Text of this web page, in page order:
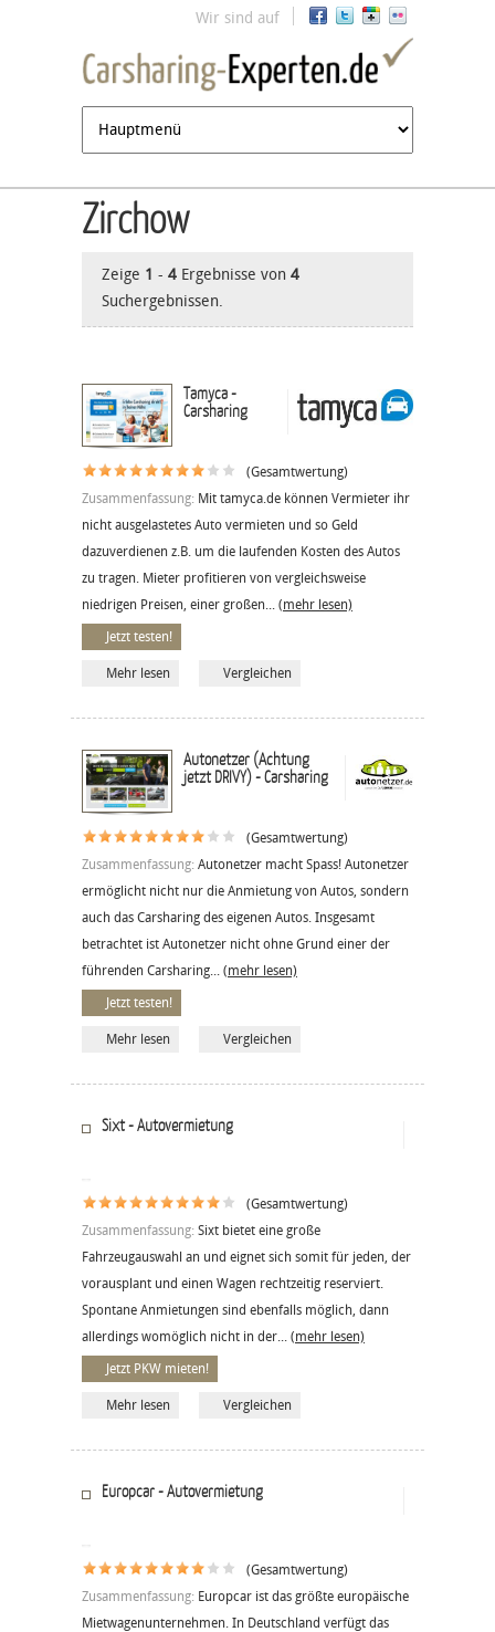
Jump to navigation
Wir sind auf
Zirchow
Zeige 1 - 4 Ergebnisse von 4
Suchergebnissen.
Tamyca -
Carsharing
(Gesamtwertung)
Zusammenfassung: Mit tamyca.de können Vermieter ihr
nicht ausgelastetes Auto vermieten und so Geld
dazuverdienen z.B. um die laufenden Kosten des Autos
zu tragen. Mieter profitieren von vergleichsweise
niedrigen Preisen, einer großen... (mehr lesen)
Jetzt testen!
Mehr lesen Vergleichen
Autonetzer (Achtung
jetzt DRIVY) - Carsharing
(Gesamtwertung)
Zusammenfassung: Autonetzer macht Spass! Autonetzer
ermöglicht nicht nur die Anmietung von Autos, sondern
auch das Carsharing des eigenen Autos. Insgesamt
betrachtet ist Autonetzer nicht ohne Grund einer der
führenden Carsharing... (mehr lesen)
Jetzt testen!
Mehr lesen Vergleichen
Sixt - Autovermietung
(Gesamtwertung)
Zusammenfassung: Sixt bietet eine große
Fahrzeugauswahl an und eignet sich somit für jeden, der
vorausplant und einen Wagen rechtzeitig reserviert.
Spontane Anmietungen sind ebenfalls möglich, dann
allerdings womöglich nicht in der... (mehr lesen)
Jetzt PKW mieten!
Mehr lesen Vergleichen
Europcar - Autovermietung
(Gesamtwertung)
Zusammenfassung: Europcar ist das größte europäische
Mietwagenunternehmen. In Deutschland verfügt das